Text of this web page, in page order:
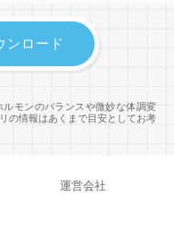
モンのバランスや微妙な体調変
の情報はあくまで目安としてお考
ンロード
運営会社